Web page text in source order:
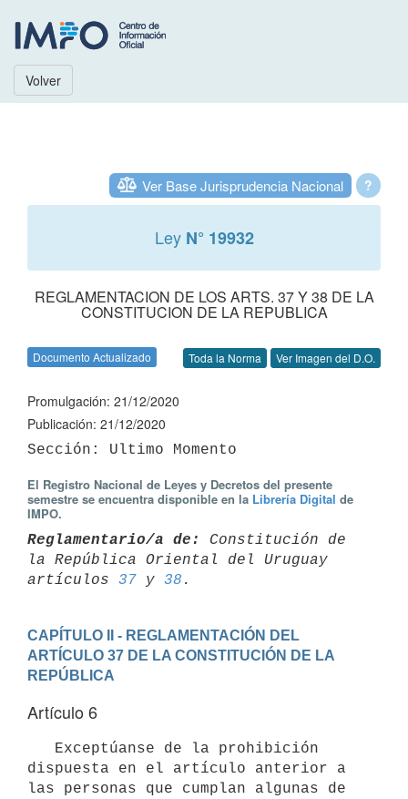
Volver
?
Ver Base Jurisprudencia Nacional
Ley N° 19932
REGLAMENTACION DE LOS ARTS. 37 Y 38 DE LA
CONSTITUCION DE LA REPUBLICA
Documento Actualizado Toda la Norma Ver Imagen del D.O.
Promulgación: 21/12/2020
Publicación: 21/12/2020
El Registro Nacional de Leyes y Decretos del presente
semestre se encuentra disponible en la Librería Digital de
IMPO.
Reglamentario/a de:
Constitución de
la República Oriental del Uruguay
artículos 37 y 38
CAPÍTULO II - REGLAMENTACIÓN DEL
ARTÍCULO 37 DE LA CONSTITUCIÓN DE LA
REPÚBLICA
Artículo 6
dispuesta en el artículo anterior a
las personas que cumplan algunas de